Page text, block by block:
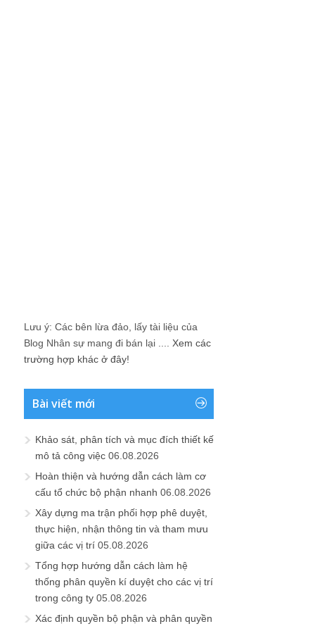
Lưu ý: Các bên lừa đảo, lấy tài liệu của
Blog Nhân sự mang đi bán lại .... Xem các
trường hợp khác ở đây!
Bài viết mới
Khảo sát, phân tích và mục đích thiết kế
mô tả công việc 06.08.2026
Hoàn thiện và hướng dẫn cách làm cơ
cấu tổ chức bộ phận nhanh 06.08.2026
Xây dựng ma trận phối hợp phê duyệt,
thực hiện, nhận thông tin và tham mưu
giữa các vị trí 05.08.2026
Tổng hợp hướng dẫn cách làm hệ
thống phân quyền kí duyệt cho các vị trí
trong công ty 05.08.2026
Xác định quyền bộ phận và phân quyền